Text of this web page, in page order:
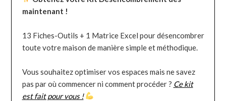
maintenant !
13 Fiches-Outils + 1 Matrice Excel pour désencombrer
toute votre maison de manière simple et méthodique.
Vous souhaitez optimiser vos espaces mais ne savez
pas par où commencer ni comment procéder ? Ce kit
est fait pour vous !